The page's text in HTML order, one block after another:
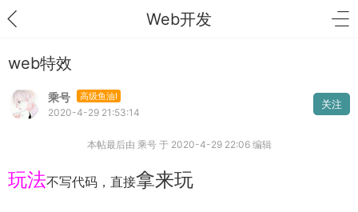
Web开发
web特效
乘号 高级鱼油I
2020-4-29 21:53:14
关注
本帖最后由 乘号 于 2020-4-29 22:06 编辑
玩法不写代码，直接拿来玩